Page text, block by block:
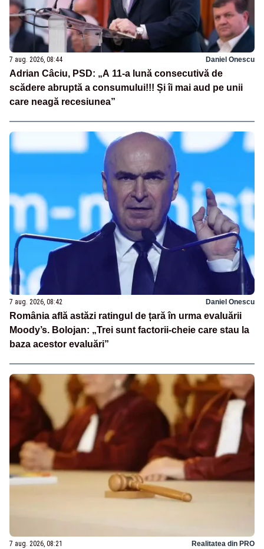
7 aug. 2026, 08:44 Daniel Onescu
Adrian Câciu, PSD: „A 11-a lună consecutivă de
scădere abruptă a consumului!!! Și îi mai aud pe unii
care neagă recesiunea”
7 aug. 2026, 08:42 Daniel Onescu
România află astăzi ratingul de țară în urma evaluării
Moody’s. Bolojan: „Trei sunt factorii-cheie care stau la
baza acestor evaluări”
7 aug. 2026, 08:21 Realitatea din PRO